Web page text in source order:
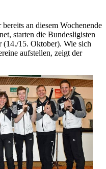
an diesem Wochenende
starten die Bundesligisten
(14./15. Oktober). Wie sich
aufstellen, zeigt der